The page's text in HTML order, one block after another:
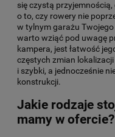
się czystą
o to, czy rowery nie
w tylnym garażu
warto wziąć pod uwagę
kampera, jest łatwość
częstych zmian
i szybki, a jednocześnie
konstrukcji.
Jakie rodzaje
mamy w ofercie?